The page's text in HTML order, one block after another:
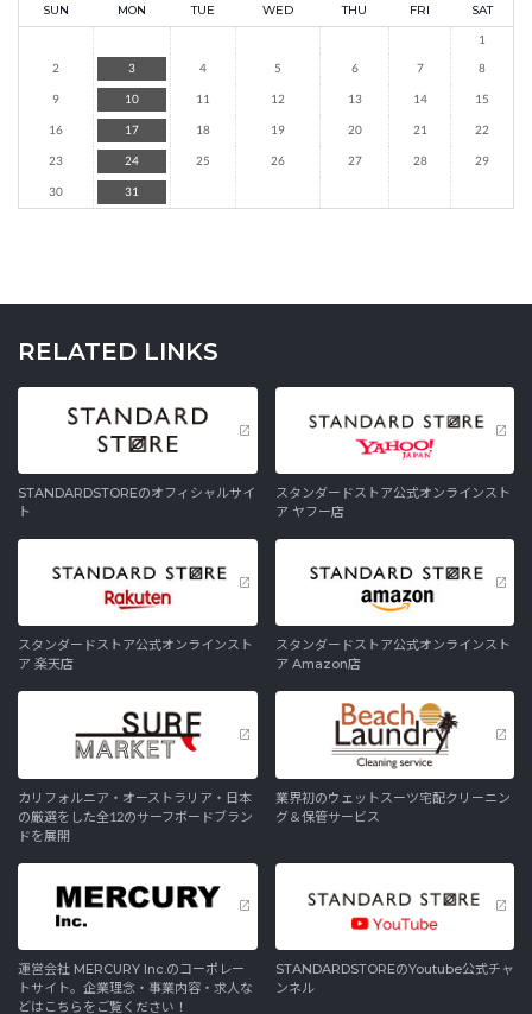
SUN MON TUE WED THU FRI
SAT
1
2
3 4 5 6 7
8
9
10 11 12 13 14
15
16
17 18 19 20 21
22
23
24 25 26 27 28
29
30
31
RELATED LINKS
STANDARDSTOREのオフィシャルサイ
ト
スタンダードストア公式オンラインスト
ア ヤフー店
スタンダードストア公式オンラインスト
ア 楽天店
スタンダードストア公式オンラインスト
ア Amazon店
カリフォルニア・オーストラリア・日本
の厳選をした全12のサーフボードブラン
ドを展開
業界初のウェットスーツ宅配クリーニン
グ＆保管サービス
運営会社 MERCURY Inc.のコーポレー
トサイト。企業理念・事業内容・求人な
どはこちらをご覧ください！
STANDARDSTOREのYoutube公式チャ
ンネル